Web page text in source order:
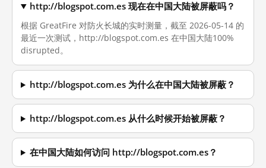
http://blogspot.com.es 现在在中国大陆被屏蔽吗？
根据 GreatFire 对防火长城的实时测量，截至 2026-05-14 的
最近一次测试，http://blogspot.com.es 在中国大陆100%
disrupted。
http://blogspot.com.es 为什么在中国大陆被屏蔽？
http://blogspot.com.es 从什么时候开始被屏蔽？
在中国大陆如何访问 http://blogspot.com.es？